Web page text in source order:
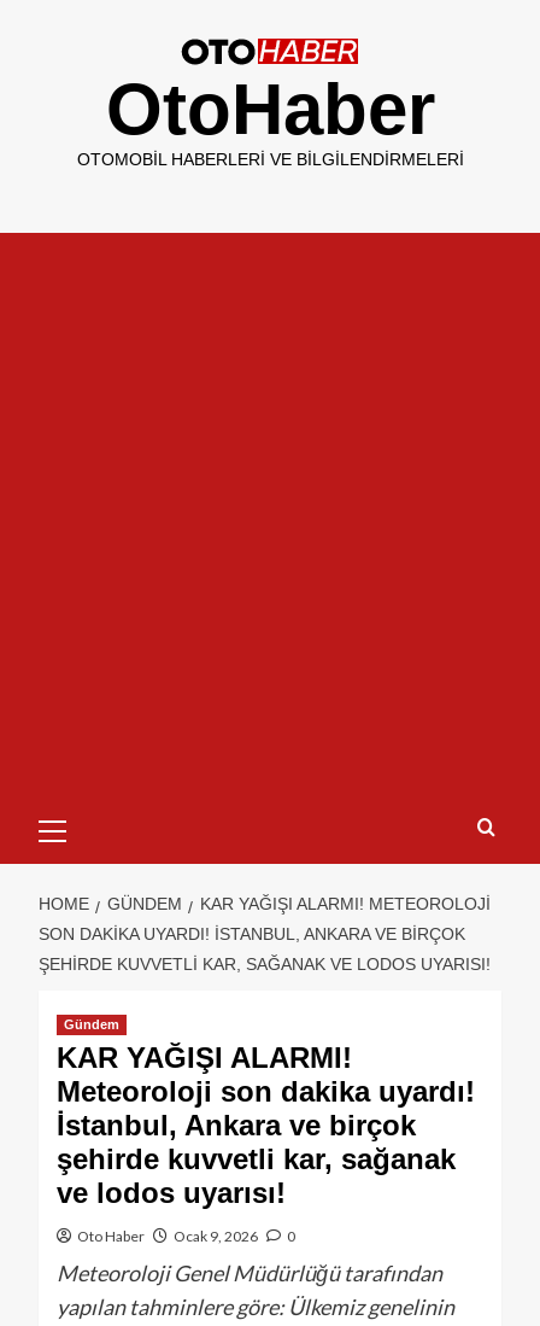
OtoHaber
OTOMOBIL HABERLERI VE BILGILENDIRMELERI
HOME GÜNDEM
KAR YAĞIŞI ALARMI! METEOROLOJI
SON DAKIKA UYARDI! İSTANBUL, ANKARA VE BIRÇOK
ŞEHIRDE KUVVETLI KAR, SAĞANAK VE LODOS UYARISI!
Gündem
KAR YAĞIŞI ALARMI!
Meteoroloji son dakika uyardı!
İstanbul, Ankara ve birçok
şehirde kuvvetli kar, sağanak
ve lodos uyarısı!
Oto Haber Ocak 9, 2026 0
Meteoroloji Genel Müdürlüğü tarafından
yapılan tahminlere göre: Ülkemiz genelinin